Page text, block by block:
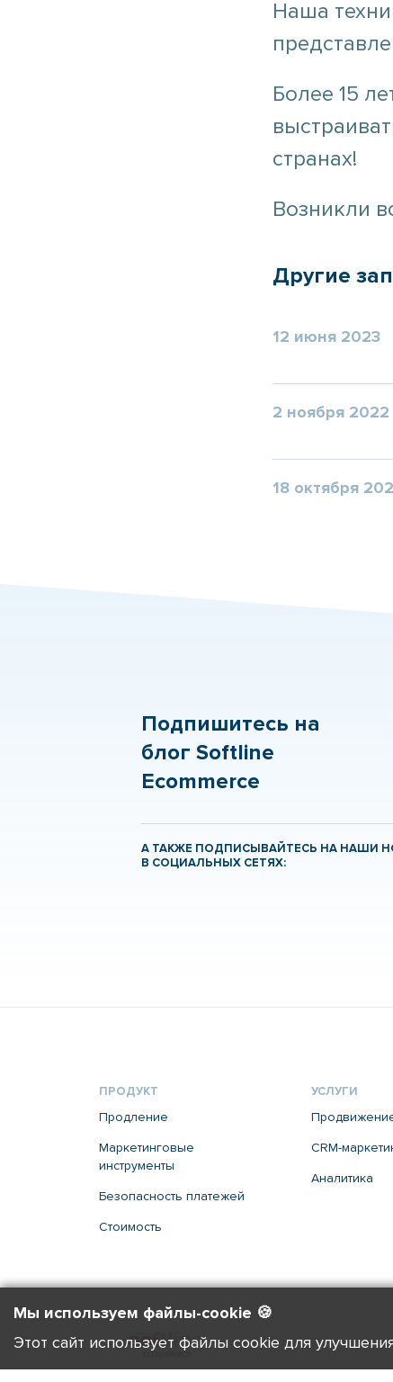
Наша
Более 15
странах!
Возникли
Другие
12 июня 2023
2 ноября 2022
18 октября
Подпишитесь на
блог Softline
Ecommerce
А ТАКЖЕ ПОДПИСЫВАЙТЕСЬ НА НАШИ
В СОЦИАЛЬНЫХ СЕТЯХ:
ПРОДУКТ
Продление
Маркетинговые
инструменты
Безопасность платежей
Стоимость
УСЛУГИ
CRM-
Аналитика
Мы используем файлы-cookie 🍪
Этот сайт использует файлы cookie для